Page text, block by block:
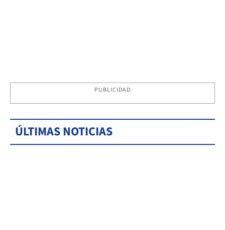
PUBLICIDAD
ÚLTIMAS NOTICIAS